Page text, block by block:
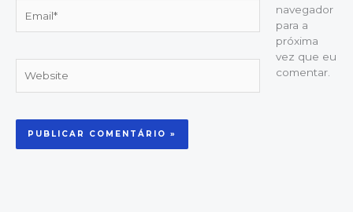
navegador
para a
próxima
vez que eu
comentar.